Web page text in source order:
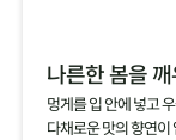
나른한 봄을
멍게를 입 안에 넣고
다채로운 맛의 향연